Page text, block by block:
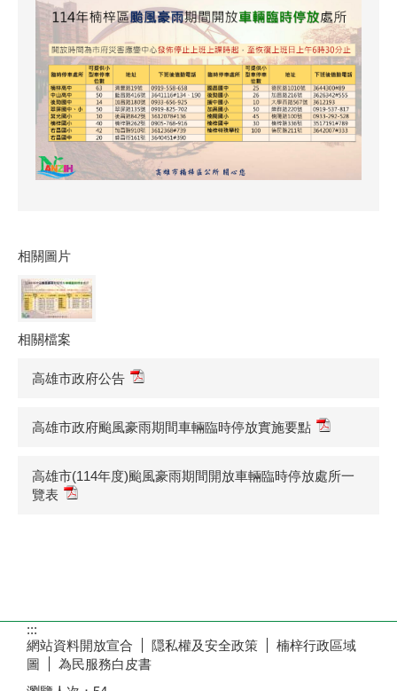
相關圖片
相關檔案
高雄市政府公告
高雄市政府颱風豪雨期間車輛臨時停放實施要點
高雄市(114年度)颱風豪雨期間開放車輛臨時停放處所一
覽表
:::
網站資料開放宣合
隠私權及安全政策
楠梓行政區域
圖
為民服務白皮書